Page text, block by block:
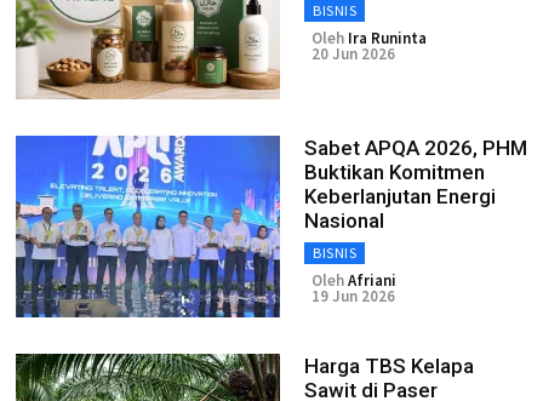
BISNIS
Oleh Ira Runinta
20 Jun 2026
Sabet APQA 2026, PHM
Buktikan Komitmen
Keberlanjutan Energi
Nasional
BISNIS
OlehAfriani
19 Jun 2026
Harga TBS Kelapa
Sawit di Paser